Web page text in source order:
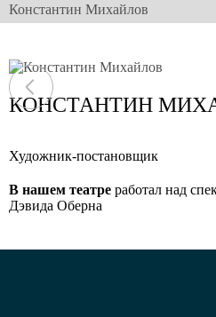
Константин Михайлов
КОНСТАНТИН
Художник-постановщик
В нашем театре работал над
Дэвида Оберна